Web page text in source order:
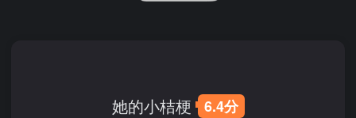
她的小桔梗 6.4分